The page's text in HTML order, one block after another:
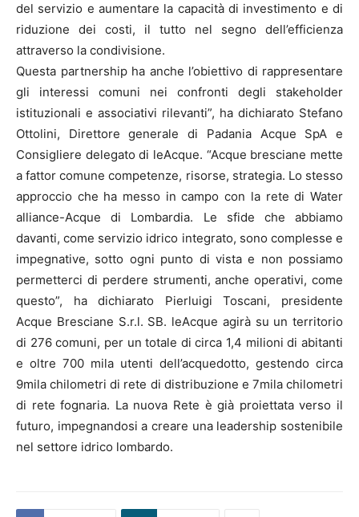
del servizio e aumentare la capacità di investimento e di
riduzione dei costi, il tutto nel segno dell’efficienza
attraverso la condivisione.
Questa partnership ha anche l’obiettivo di rappresentare
gli interessi comuni nei confronti degli stakeholder
istituzionali e associativi rilevanti”, ha dichiarato Stefano
Ottolini, Direttore generale di Padania Acque SpA e
Consigliere delegato di leAcque. “Acque bresciane mette
a fattor comune competenze, risorse, strategia. Lo stesso
approccio che ha messo in campo con la rete di Water
alliance-Acque di Lombardia. Le sfide che abbiamo
davanti, come servizio idrico integrato, sono complesse e
impegnative, sotto ogni punto di vista e non possiamo
permetterci di perdere strumenti, anche operativi, come
questo”, ha dichiarato Pierluigi Toscani, presidente
Acque Bresciane S.r.l. SB. leAcque agirà su un territorio
di 276 comuni, per un totale di circa 1,4 milioni di abitanti
e oltre 700 mila utenti dell’acquedotto, gestendo circa
9mila chilometri di rete di distribuzione e 7mila chilometri
di rete fognaria. La nuova Rete è già proiettata verso il
futuro, impegnandosi a creare una leadership sostenibile
nel settore idrico lombardo.